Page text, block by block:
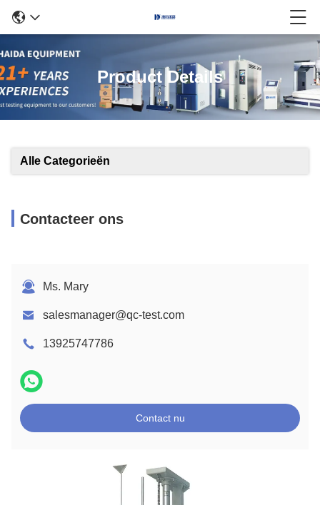
Product Details
Alle Categorieën
Contacteer ons
Ms. Mary
salesmanager@qc-test.com
13925747786
Contact nu